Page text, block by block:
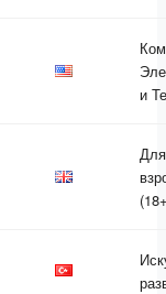
и
Для